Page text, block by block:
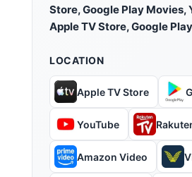
Store, Google Play Movies,
Apple TV Store, Google
LOCATION
Apple TV Store
YouTube
Amazon Video